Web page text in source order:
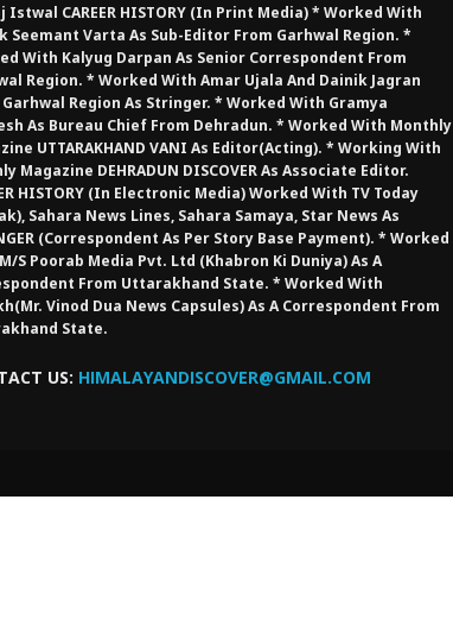
Istwal CAREER HISTORY (in Print Media) * Worked With
Seemant Varta As Sub-Editor From Garhwal Region. *
With Kalyug Darpan As Senior Correspondent From
Region. * Worked With Amar Ujala And Dainik Jagran
Garhwal Region As Stringer. * Worked With Gramya
As Bureau Chief From Dehradun. * Worked With Monthly
UTTARAKHAND VANI As Editor(Acting). * Working With
Magazine DEHRADUN DISCOVER As Associate Editor.
HISTORY (in Electronic Media) Worked With TV Today
Sahara News Lines, Sahara Samaya, Star News As
(Correspondent As Per Story Base Payment). * Worked
S Poorab Media Pvt. Ltd (Khabron Ki Duniya) As A
From Uttarakhand State. * Worked With
Vinod Dua News Capsules) As A Correspondent From
State.
US: HIMALAYANDISCOVER@GMAIL.COM